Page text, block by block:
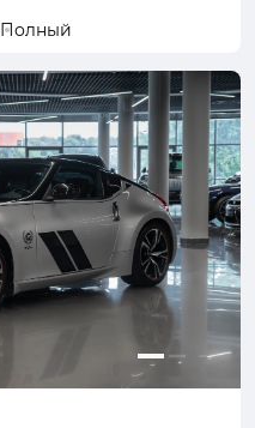
Полный